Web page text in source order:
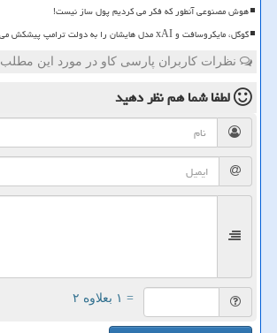
هوش مصنوعی آنطور که فکر می کردیم پول ساز نیست!
گوگل، مایکروسافت و xAI مدل هایشان را به دولت ترامپ پیشکش می کنند
نظرات کاربران پارسی کاو در مورد این مطلب
لطفا شما همنظر دهید
= ۱ بعلاوه ۲